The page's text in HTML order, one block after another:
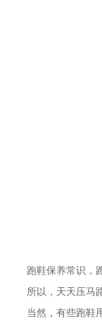
跑鞋保养常识，跑
所以，天天压马路
当然，有些跑鞋用